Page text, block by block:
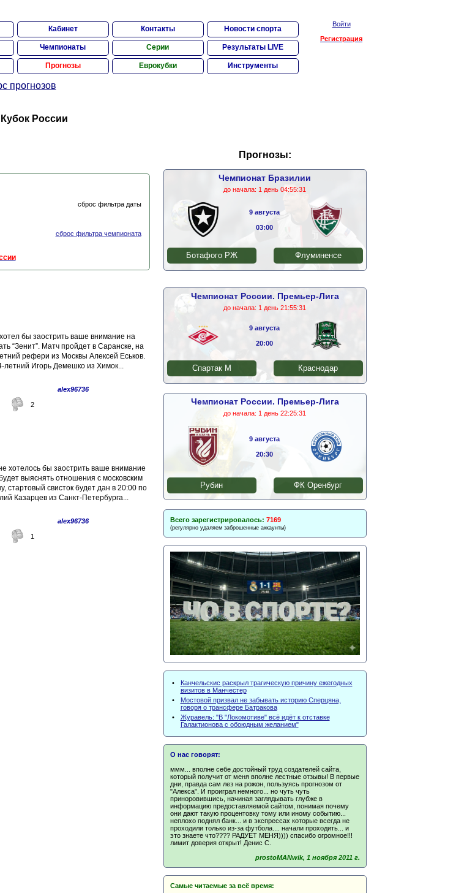
Кабинет Контакты Новости спорта
Чемпионаты Серии Результаты LIVE
Прогнозы Еврокубки Инструменты
прогнозов
Войти
Регистрация
России
сброс фильтра даты
сброс фильтра чемпионата
бы заострить ваше внимание на
“Зенит”. Матч пройдет в Саранске, на
рефери из Москвы Алексей Еськов.
летний Игорь Демешко из Химок...
alex96736
2
хотелось бы заострить ваше внимание
выяснять отношения с московским
стартовый свисток будет дан в 20:00 по
Казарцев из Санкт-Петербурга...
alex96736
1
Прогнозы:
Чемпионат Бразилии
до начала: 1 день 04:55:30
9 августа
03:00
Ботафого РЖ Флуминенсе
Чемпионат России. Премьер-Лига
до начала: 1 день 21:55:30
9 августа
20:00
Спартак М Краснодар
Чемпионат России. Премьер-Лига
до начала: 1 день 22:25:30
9 августа
20:30
Рубин ФК Оренбург
Всего зарегистрировалось: 7169
(регулярно удаляем заброшенные аккаунты)
•
Канчельскис раскрыл трагическую причину ежегодных
визитов в Манчестер
•
Мостовой призвал не забывать историю Сперцяна,
говоря о трансфере Батракова
•
Журавель: "В "Локомотиве" всё идёт к отставке
Галактионова с обоюдным желанием"
О нас говорят:
ммм... вполне себе достойный труд создателей сайта,
который получит от меня вполне лестные отзывы! В первые
дни, правда сам лез на рожон, пользуясь прогнозом от
"Алекса". И проиграл немного... но чуть чуть
приноровившись, начиная заглядывать глубже в
информацию предоставляемой сайтом, понимая почему
они дают такую процентовку тому или иному событию...
неплохо поднял банк... и в экспрессах которые всегда не
проходили только из-за футбола.... начали проходить... и
это знаете что???? РАДУЕТ МЕНЯ)))) спасибо огромное!!!
лимит доверия открыт! Денис С.
prostoMANwik, 1 ноября 2011 г.
Самые читаемые за всё время: